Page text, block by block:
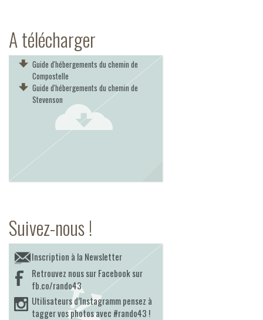
A télécharger
Guide d'hébergements du chemin de
Compostelle
Guide d'hébergements du chemin de
Stevenson
Suivez-nous !
Inscription à la Newsletter
Retrouvez nous sur Facebook sur
fb.co/rando43
Utilisateurs d’Instagramm pensez à
tagger vos photos avec #rando43 !